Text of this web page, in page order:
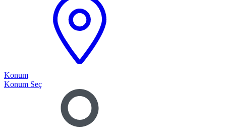
Konum
Konum Seç